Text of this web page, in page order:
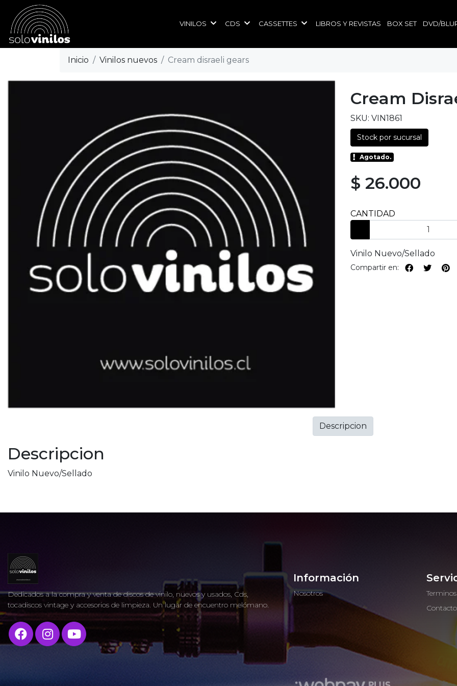
VINILOS CDS CASSETTES LIBROS Y REVISTAS BOX SET DVD/
Inicio Vinilos nuevos Cream disraeli gears
Cream
SKU: VIN1861
Stock por sucursal
Agotado.
$ 26.000
CANTIDAD
Vinilo Nuevo/Sellado
Compartir en:
Descripcion
Vinilo Nuevo/Sellado
Descripcion
Dedicados a la compra y venta de discos de vinilo, nuevos y usados, Cds,
tocadiscos vintage y accesorios de limpieza. Un lugar de encuentro melómano.
Información
Nosotros
Contacto